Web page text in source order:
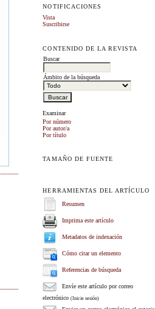
NOTIFICACIONES
Vista
Suscribirse
CONTENIDO DE LA REVISTA
Buscar
Ámbito de la búsqueda
Examinar
Por número
Por autor/a
Por título
TAMAÑO DE FUENTE
HERRAMIENTAS DEL ARTÍCULO
Resumen
Imprima este artículo
Metadatos de indexación
Cómo citar un elemento
Referencias de búsqueda
Envíe este artículo por correo
electrónico(Inicie sesión)